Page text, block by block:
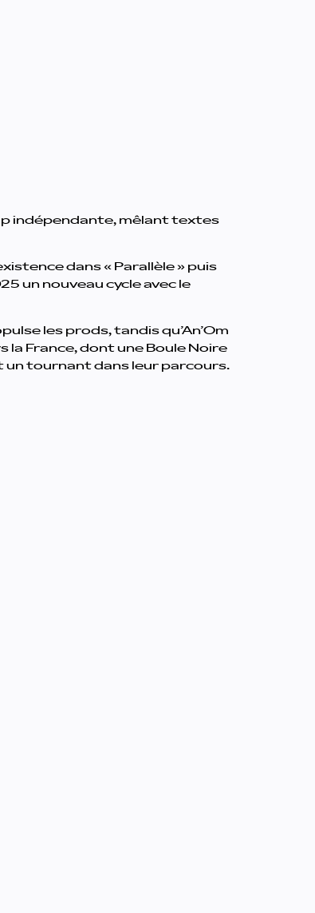
indépendante, mêlant textes
dans « Parallèle » puis
un nouveau cycle avec le
les prods, tandis qu’An’Om
la France, dont une Boule Noire
un tournant dans leur parcours.